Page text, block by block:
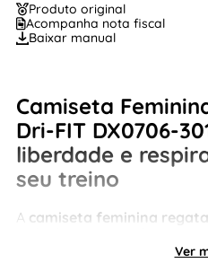
Produto original
Acompanha nota fiscal
Baixar manual
Camiseta
Dri-FIT DX0706-
liberdade e
seu treino
A camiseta feminina regata
academia com tecnologia
Ver